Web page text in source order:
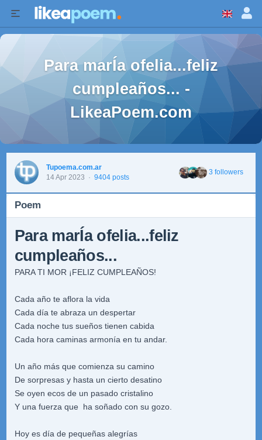
Para marÍa ofelia...feliz
cumpleaños... -
LikeaPoem.com
Tupoema.com.ar
14 Apr 2023 · 9404 posts
3 followers
Poem
Para marÍa ofelia...feliz
cumpleaños...
PARA TI MOR ¡FELIZ CUMPLEAÑOS!
Cada año te aflora la vida
Cada día te abraza un despertar
Cada noche tus sueños tienen cabida
Cada hora caminas armonía en tu andar.
Un año más que comienza su camino
De sorpresas y hasta un cierto desatino
Se oyen ecos de un pasado cristalino
Y una fuerza que ha soñado con su gozo.
Hoy es día de pequeñas alegrías